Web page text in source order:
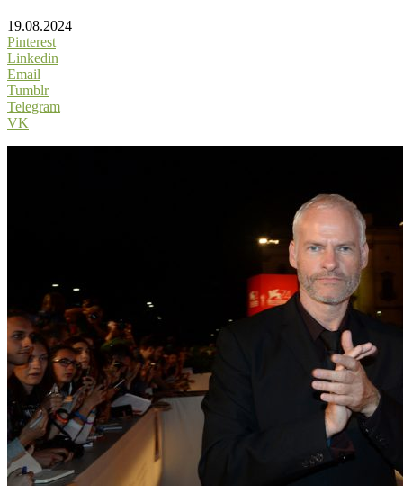
19.08.2024
Pinterest
Linkedin
Email
Tumblr
Telegram
VK